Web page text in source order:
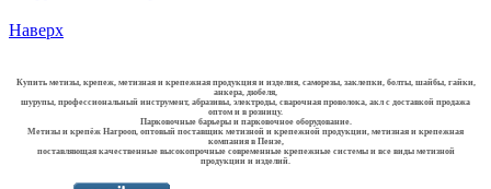
Наверх
Купить метизы, крепеж, метизная и крепежная продукция и изделия, саморезы, заклепки, болты, шайбы, гайки,
анкера, дюбеля,
шурупы, профессиональный инструмент, абразивы, электроды, сварочная проволока, акл с доставкой продажа
оптом и в розницу.
Парковочные барьеры и парковочное оборудование.
Метизы и крепёж Harpoon, оптовый поставщик метизной и крепежной продукции, метизная и крепежная
компания в Пензе,
поставляющая качественные высокопрочные современные крепежные системы и все виды метизной
продукции и изделий.